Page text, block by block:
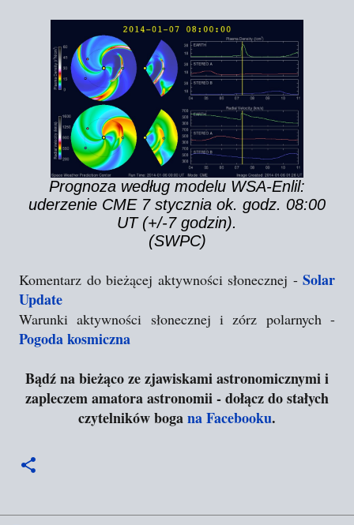
Prognoza według modelu WSA-Enlil:
uderzenie CME 7 stycznia ok. godz. 08:00
UT (+/-7 godzin).
(SWPC)
Komentarz do bieżącej aktywności słonecznej - Solar
Update
Warunki aktywności słonecznej i zórz polarnych -
Pogoda kosmiczna
Bądź na bieżąco ze zjawiskami astronomicznymi i
zapleczem amatora astronomii - dołącz do stałych
czytelników bogana Facebooku.